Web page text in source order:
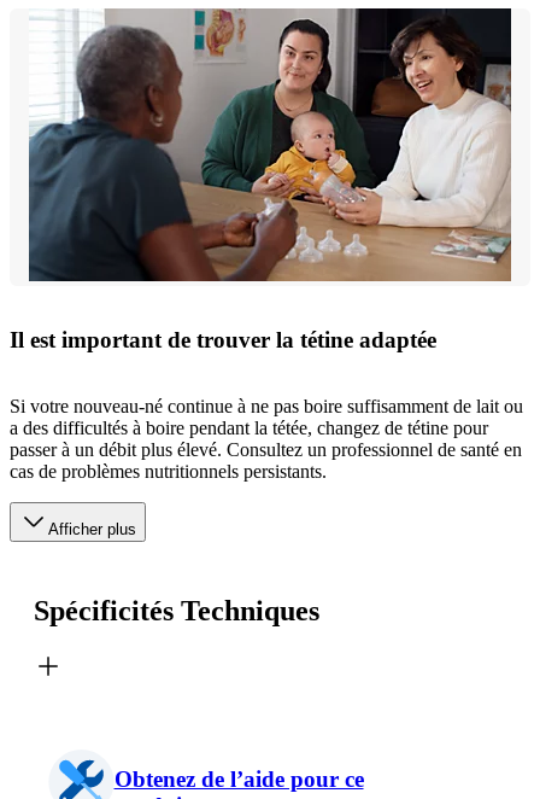
Il est important de trouver la tétine adaptée
Si votre nouveau-né continue à ne pas boire suffisamment de lait ou
a des difficultés à boire pendant la tétée, changez de tétine pour
passer à un débit plus élevé. Consultez un professionnel de santé en
cas de problèmes nutritionnels persistants.
Afficher plus
Spécificités Techniques
Obtenez de l’aide pour ce